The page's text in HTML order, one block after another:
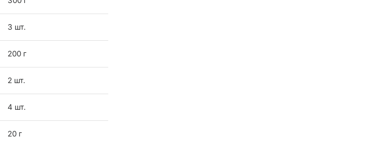
3 шт.
200 г
2 шт.
4 шт.
20 г